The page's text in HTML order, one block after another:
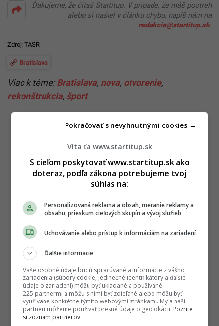
Ďakujeme, že čítaš Startitup. V prípade, že máš postreh
alebo si našiel v článku chybu, napíš nám na
redakcia@startitup.sk.
Zdroj: TASR
Bratislava
Viac k téme:Bratislava, nova, otvorenie,
rekonštrukcia, šport
Víta ťa www.startitup.sk
S cieľom poskytovať www.startitup.sk ako
doteraz, podľa zákona potrebujeme tvoj
súhlas na:
Personalizovaná reklama a obsah, meranie reklamy a
obsahu, prieskum cieľových skupín a vývoj služieb
Uchovávanie alebo prístup k informáciám na zariadení
Ďalšie informácie
Vaše osobné údaje budú spracúvané a informácie z vášho
zariadenia (súbory cookie, jedinečné identifikátory a ďalšie
údaje o zariadení) môžu byť ukladané a používané
225 partnermi a môžu s nimi byť zdieľané alebo môžu byť
využívané konkrétne týmito webovými stránkami. My a naši
partneri môžeme používať presné údaje o geolokácii. Pozrite
si zoznam partnerov.
Pokračovať s nevyhnutnými cookies →